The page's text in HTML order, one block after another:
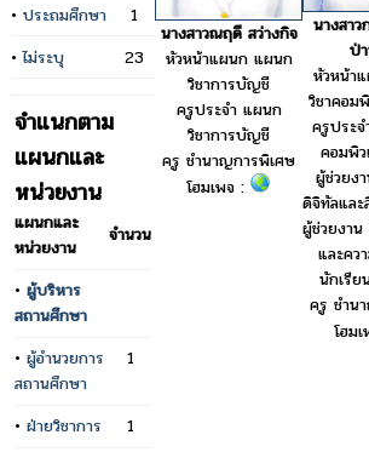
• ประถมศึกษา
1
•ไม่ระบุ 23
จำแนกตาม
แผนกและ
หน่วยงาน
แผนกและ
หน่วยงาน
จำนวน
• ผู้บริหาร
สถานศึกษา
• ผู้อำนวยการ
สถานศึกษา
1
• ฝ่ายวิชาการ
1
นางสาวณฤดี สว่างกิจ
หัวหน้าแผนก แผนก
วิชาการบัญชี
ครูประจำ แผนก
วิชาการบัญชี
ครู ชำนาญการพิเศษ
โฮมเพจ :
นางสา
ป่
หัวหน้า
วิชาคอม
ครูประ
คอมพิว
ผู้ช่วยง
ดิจิทัลและ
ผู้ช่วยงา
และคว
นักเรี
ครู ชำน
โฮม